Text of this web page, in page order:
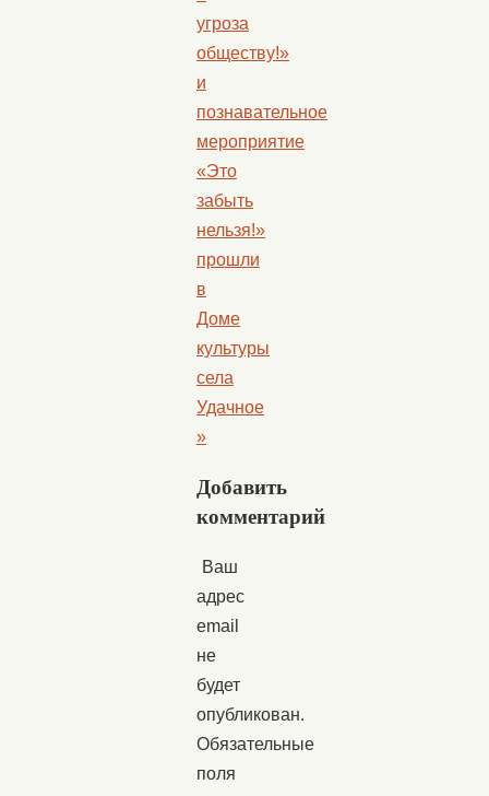
угроза
обществу!»
и
познавательное
мероприятие
«Это
забыть
нельзя!»
прошли
в
Доме
культуры
села
Удачное
»
Добавить
комментарий
Ваш
адрес
email
не
будет
опубликован.
Обязательные
поля